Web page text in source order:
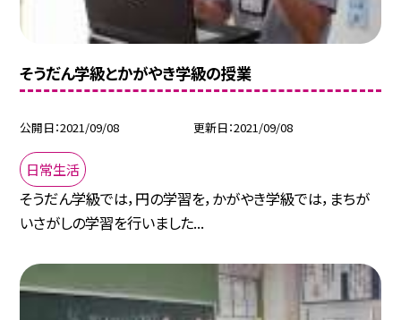
そうだん学級とかがやき学級の授業
公開日 2021/09/08 更新日 2021/09/08
日常生活
そうだん学級では，円の学習を，かがやき学級では，まちが
いさがしの学習を行いました...